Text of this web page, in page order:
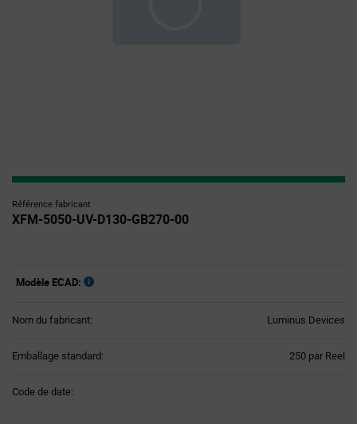
Référence fabricant
XFM-5050-UV-D130-GB270-00
Modèle ECAD:
Nom du fabricant: Luminus Devices
Emballage standard: 250 par Reel
Code de date: